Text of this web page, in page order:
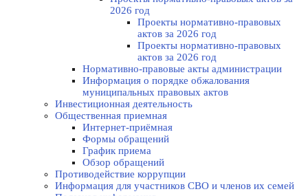
2026 год
Проекты нормативно-правовых
актов за 2026 год
Проекты нормативно-правовых
актов за 2026 год
Нормативно-правовые акты администрации
Информация о порядке обжалования
муниципальных правовых актов
Инвестиционная деятельность
Общественная приемная
Интернет-приёмная
Формы обращений
График приема
Обзор обращений
Противодействие коррупции
Информация для участников СВО и членов их семей